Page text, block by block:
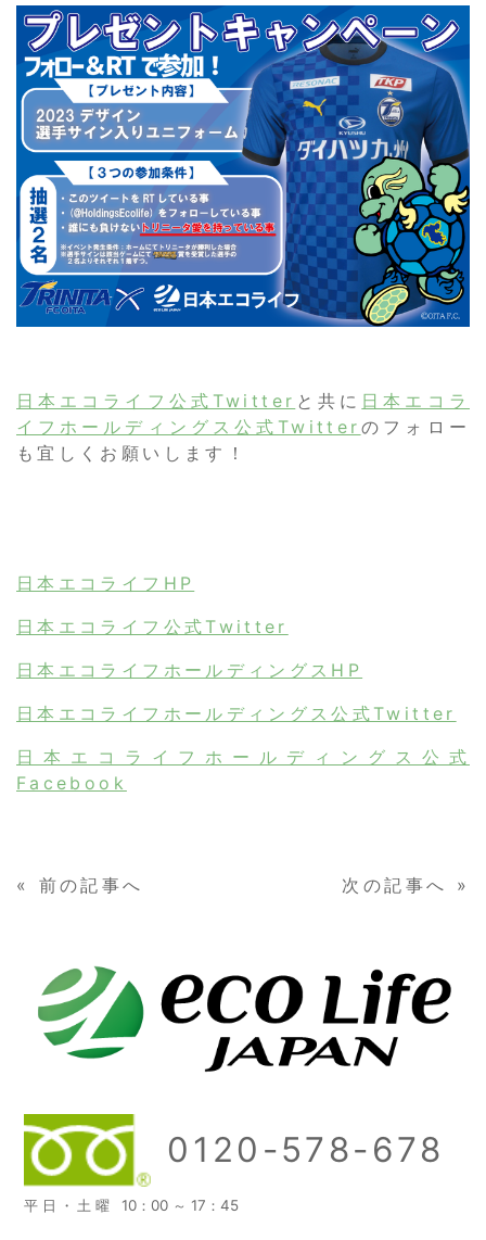
日本エコライフ公式Twitter と共に 日本エコラ
イフホールディングス公式Twitter のフォロー
も宜しくお願いします！
日本エコライフHP
日本エコライフ公式Twitter
日本エコライフホールディングスHP
日本エコライフホールディングス公式Twitter
日本エコライフホールディングス公式
Facebook
« 前の記事へ 次の記事へ »
0120-578-678
平日・土曜 10：00 ～ 17：45